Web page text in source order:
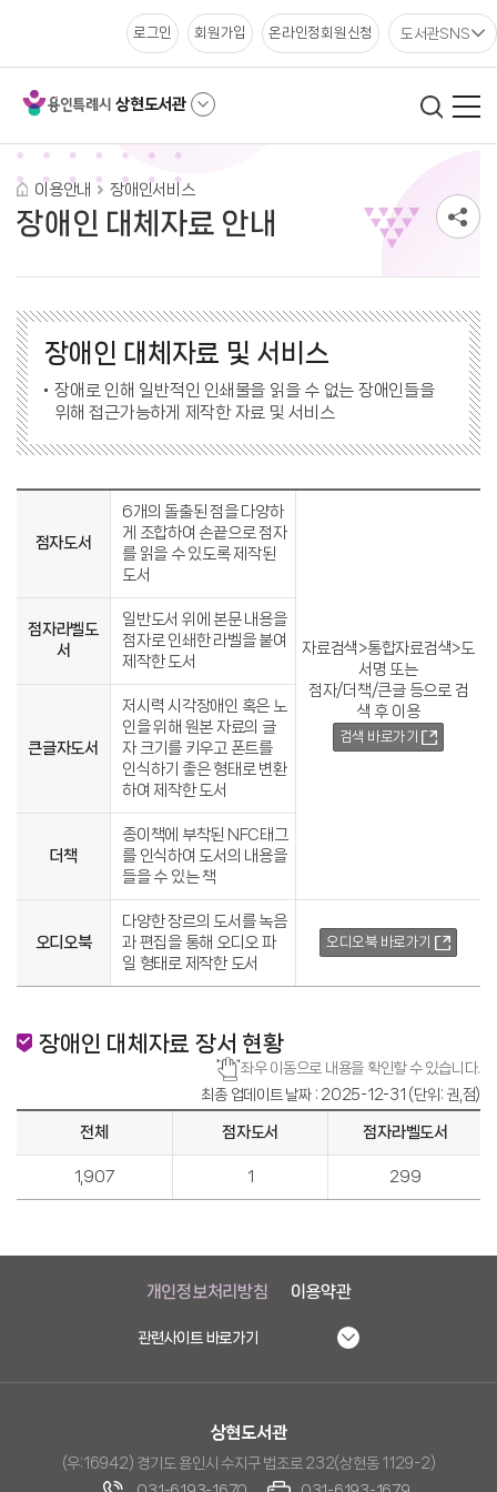
상현도서관
로그인 회원가입 온라인정회원신청 도서관SNS
이용안내 장애인서비스
장애인 대체자료 안내
장애인 대체자료 및 서비스
장애로 인해 일반적인 인쇄물을 읽을 수 없는 장애인들을
위해 접근가능하게 제작한 자료 및 서비스
점자도서
6개의 돌출된 점을 다양하
게 조합하여 손끝으로 점자
를 읽을 수 있도록 제작된
도서
자료검색>통합자료검색>도
서명 또는
점자/더책/큰글 등으로 검
색 후 이용
검색 바로가기
점자라벨도
서
일반도서 위에 본문 내용을
점자로 인쇄한 라벨을 붙여
제작한 도서
큰글자도서
저시력 시각장애인 혹은 노
인을 위해 원본 자료의 글
자 크기를 키우고 폰트를
인식하기 좋은 형태로 변환
하여 제작한 도서
더책
종이책에 부착된 NFC태그
를 인식하여 도서의 내용을
들을 수 있는 책
오디오북
다양한 장르의 도서를 녹음
과 편집을 통해 오디오 파
일 형태로 제작한 도서
오디오북 바로가기
장애인 대체자료 장서 현황
좌우 이동으로 내용을 확인할 수 있습니다.
최종 업데이트 날짜 : 2025-12-31 (단위: 권,점)
전체 점자도서 점자라벨도서
1,907 1 299
개인정보처리방침 이용약관
관련사이트 바로가기
상현도서관
(우:16942) 경기도 용인시 수지구 법조로 232(상현동 1129-2)